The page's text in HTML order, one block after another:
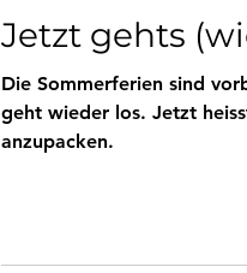
Jetzt gehts
Die Sommerferien sind
geht wieder los. Jetzt
anzupacken.